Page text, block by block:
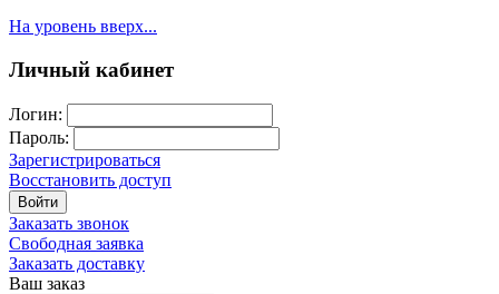
На уровень вверх...
Личный кабинет
Логин:
Пароль:
Зарегистрироваться
Восстановить доступ
Войти
Заказать звонок
Свободная заявка
Заказать доставку
Ваш заказ